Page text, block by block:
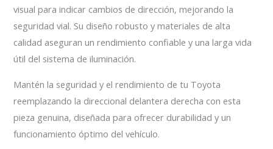
visual para indicar cambios de dirección, mejorando la
seguridad vial. Su diseño robusto y materiales de alta
calidad aseguran un rendimiento confiable y una larga vida
útil del sistema de iluminación.
Mantén la seguridad y el rendimiento de tu Toyota
reemplazando la direccional delantera derecha con esta
pieza genuina, diseñada para ofrecer durabilidad y un
funcionamiento óptimo del vehículo.